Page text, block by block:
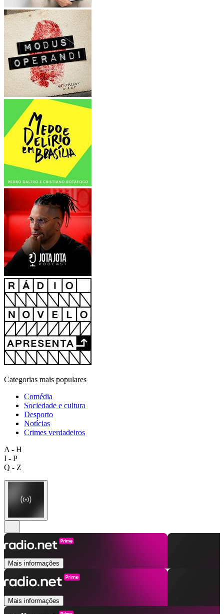
Categorias mais populares
Comédia
Sociedade e cultura
Desporto
Notícias
Crimes verdadeiros
A - H
I - P
Q - Z
Mais informações
Mais informações